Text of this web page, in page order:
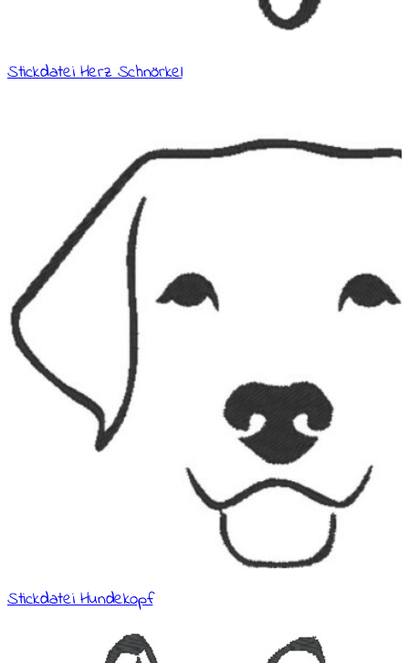
Stickdatei Herz Schnörkel
Stickdatei Hundekopf